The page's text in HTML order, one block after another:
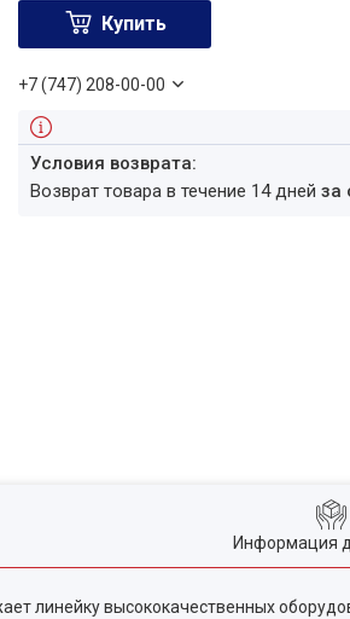
Купить
+7 (747) 208-00-00
возврат товара в течение 14 днейза
Информация
линейку высококачественных